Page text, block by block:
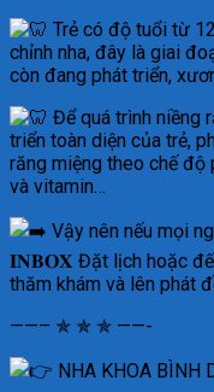
Trẻ có độ tuổi từ
chỉnh nha, đây là giai
còn đang phát triển,
Để quá trình niềng
triển toàn diện của trẻ,
răng miệng theo chế độ
và vitamin…
Vậy nên nếu mọi
𝐈𝐍𝐁𝐎𝐗 Đặt lịch hoặc
thăm khám và lên phát
——– ✯ ✯ ✯ ——-
NHA KHOA BÌNH